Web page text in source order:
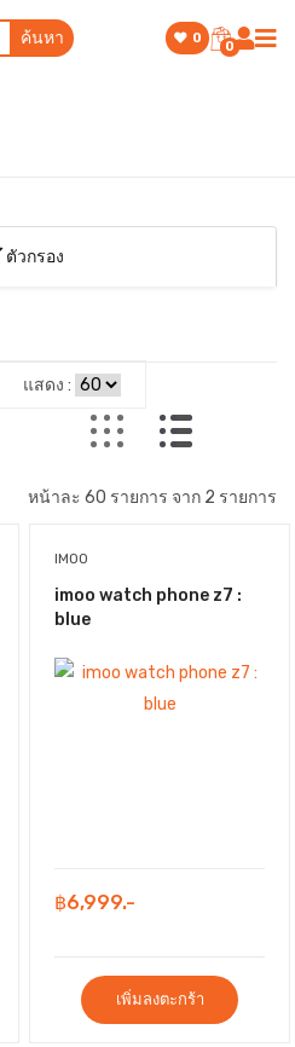
ค้นหา 0
0
ตัวกรอง
แสดง :
หน้าละ 60 รายการ จาก 2 รายการ
IMOO
imoo watch phone z7 :
blue
฿6,999.-
เพิ่มลงตะกร้า